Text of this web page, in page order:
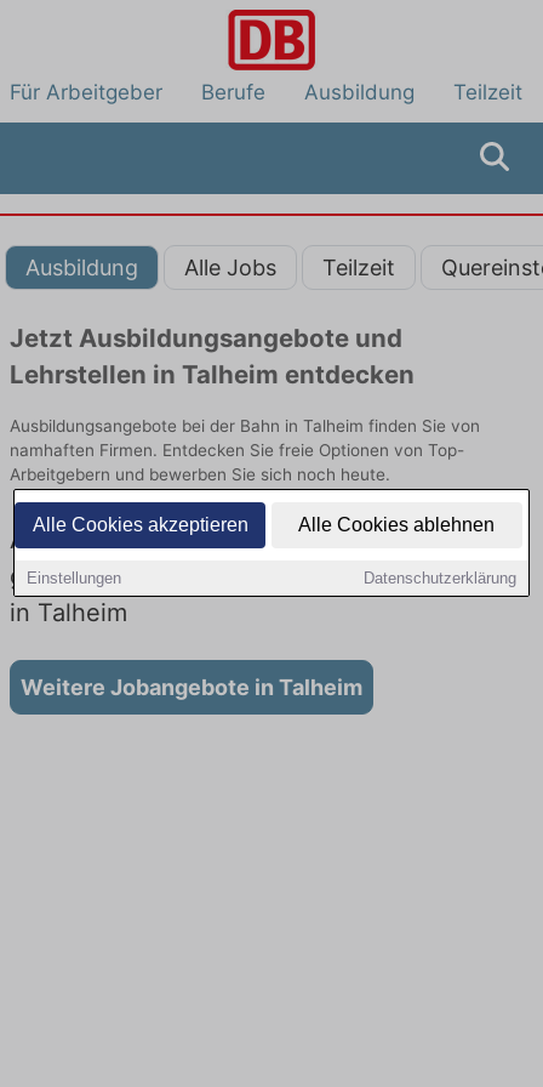
Alle Cookies akzeptieren Alle Cookies ablehnen
Einstellungen Datenschutzerklärung
Für Arbeitgeber Berufe Ausbildung Teilzeit
Ausbildung Alle Jobs Teilzeit
Jetzt Ausbildungsangebote und
Lehrstellen in Talheim entdecken
Ausbildungsangebote bei der Bahn in Talheim finden Sie von
namhaften Firmen. Entdecken Sie freie Optionen von Top-
Arbeitgebern und bewerben Sie sich noch heute.
Ausbildung in Talheim bei der Bahn: Aktuell
gibt es keine Stellenangebote für Ausbildung
in Talheim
Weitere Jobangebote in Talheim